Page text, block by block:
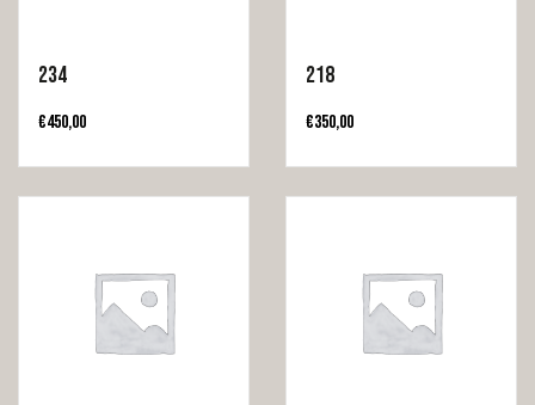
234
€450,00
218
€350,00